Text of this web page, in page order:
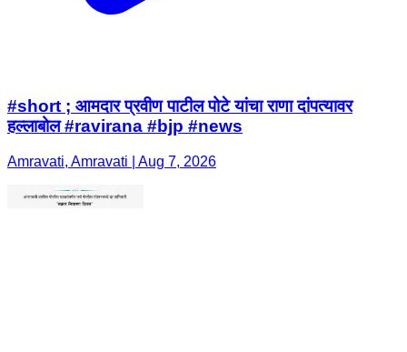
#short ; आमदार प्रवीण पाटील पोटे यांचा राणा दांपत्यावर
हल्लाबोल #ravirana #bjp #news
Amravati, Amravati | Aug 7, 2026